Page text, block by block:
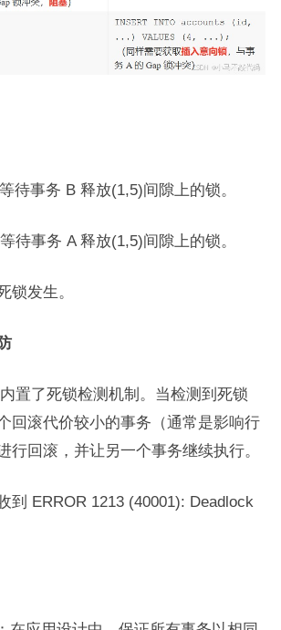
待事务 B 释放(1,5)间隙上的锁。
待事务 A 释放(1,5)间隙上的锁。
锁发生。
置了死锁检测机制。当检测到死锁
回滚代价较小的事务（通常是影响行
行回滚，并让另一个事务继续执行。
到 ERROR 1213 (40001): Deadlock